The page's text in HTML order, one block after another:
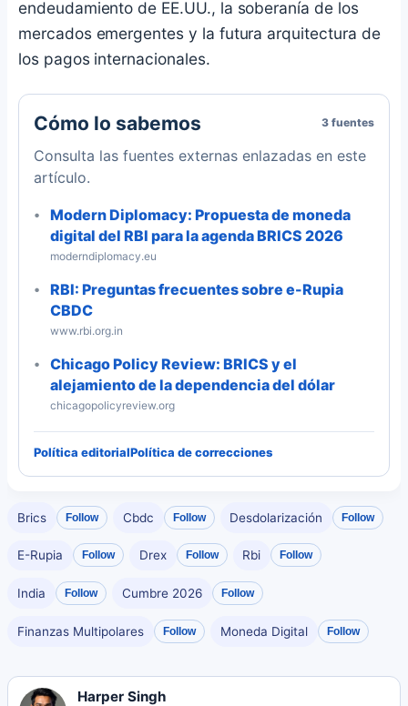
endeudamiento de EE.UU., la soberanía de los
mercados emergentes y la futura arquitectura de
los pagos internacionales.
Cómo lo sabemos 3 fuentes
Consulta las fuentes externas enlazadas en este
artículo.
Modern Diplomacy: Propuesta de moneda
digital del RBI para la agenda BRICS 2026
moderndiplomacy.eu
RBI: Preguntas frecuentes sobre e-Rupia
CBDC
www.rbi.org.in
Chicago Policy Review: BRICS y el
alejamiento de la dependencia del dólar
chicagopolicyreview.org
Política editorialPolítica de correcciones
Brics Follow Cbdc Follow Desdolarización Follow
E-Rupia Follow Drex Follow Rbi Follow
India Follow Cumbre 2026 Follow
Finanzas Multipolares Follow Moneda Digital Follow
Harper Singh